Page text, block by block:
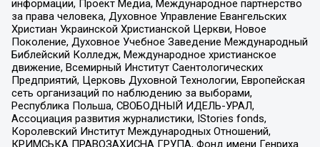
информации, Проект Медиа, Международное партнерство
за права человека, Духовное Управление Евангельских
Христиан Украинской Христианской Церкви, Новое
Поколение, Духовное Учебное Заведение Международный
Библейский Колледж, Международное христианское
движение, Всемирный Институт Саентологических
Предприятий, Церковь Духовной Технологии, Европейская
сеть организаций по наблюдению за выборами,
Республика Польша, СВОБОДНЫЙ ИДЕЛЬ-УРАЛ,
Ассоциация развития журналистики, IStories fonds,
Королевский Институт Международных Отношений,
КРИМСЬКА ПРАВОЗАХИСНА ГРУПА, Фонд имени Генриха